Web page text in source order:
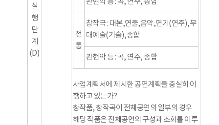
실
행
단
계
(D)
전
통
창작극 : 대본,연출,음악,연기(연주),무
대예술(기술),종합
관현악 등 : 곡, 연주, 종합
사업계획서에 제시한 공연계획을 충실히 이
행하고 있는가?
창작품, 창작곡이 전체공연의 일부의 경우
해당 작품은 전체공연의 구성과 조화를 이루